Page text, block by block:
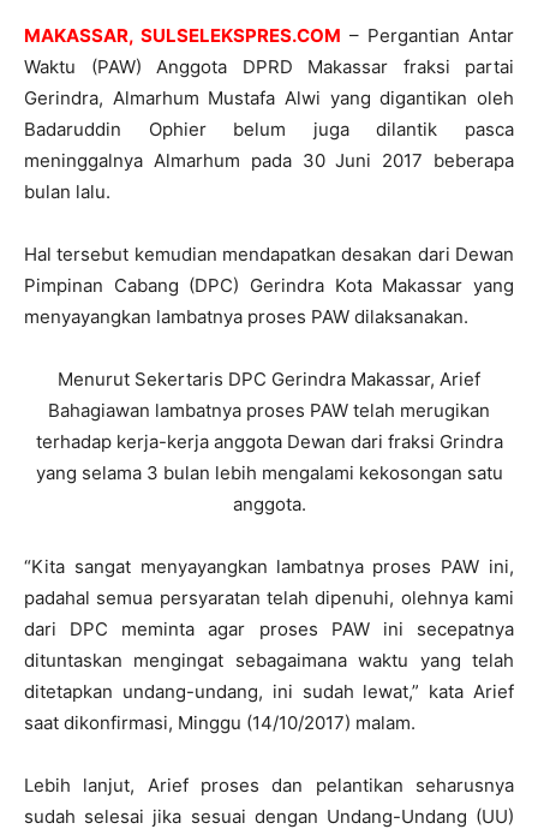
MAKASSAR, SULSELEKSPRES.COM – Pergantian Antar
Waktu (PAW) Anggota DPRD Makassar fraksi partai
Gerindra, Almarhum Mustafa Alwi yang digantikan oleh
Badaruddin Ophier belum juga dilantik pasca
meninggalnya Almarhum pada 30 Juni 2017 beberapa
bulan lalu.
Hal tersebut kemudian mendapatkan desakan dari Dewan
Pimpinan Cabang (DPC) Gerindra Kota Makassar yang
menyayangkan lambatnya proses PAW dilaksanakan.
Menurut Sekertaris DPC Gerindra Makassar, Arief
Bahagiawan lambatnya proses PAW telah merugikan
terhadap kerja-kerja anggota Dewan dari fraksi Grindra
yang selama 3 bulan lebih mengalami kekosongan satu
anggota.
“Kita sangat menyayangkan lambatnya proses PAW ini,
padahal semua persyaratan telah dipenuhi, olehnya kami
dari DPC meminta agar proses PAW ini secepatnya
dituntaskan mengingat sebagaimana waktu yang telah
ditetapkan undang-undang, ini sudah lewat,” kata Arief
saat dikonfirmasi, Minggu (14/10/2017) malam.
Lebih lanjut, Arief proses dan pelantikan seharusnya
sudah selesai jika sesuai dengan Undang-Undang (UU)